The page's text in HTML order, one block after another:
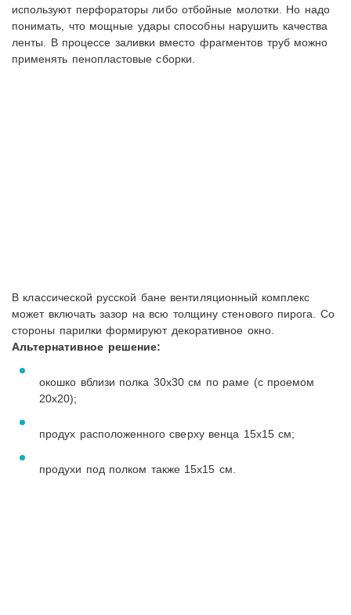
используют перфораторы либо отбойные молотки. Но надо
понимать, что мощные удары способны нарушить качества
ленты. В процессе заливки вместо фрагментов труб можно
применять пенопластовые сборки.
В классической русской бане вентиляционный комплекс
может включать зазор на всю толщину стенового пирога. Со
стороны парилки формируют декоративное окно.
Альтернативное решение:
окошко вблизи полка 30х30 см по раме (с проемом
20х20);
продух расположенного сверху венца 15х15 см;
продухи под полком также 15х15 см.